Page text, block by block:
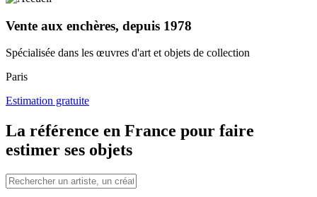
Vente aux enchères, depuis 1978
Spécialisée dans les œuvres d'art et objets de collection
Paris
Estimation gratuite
La référence en France pour faire
estimer ses objets